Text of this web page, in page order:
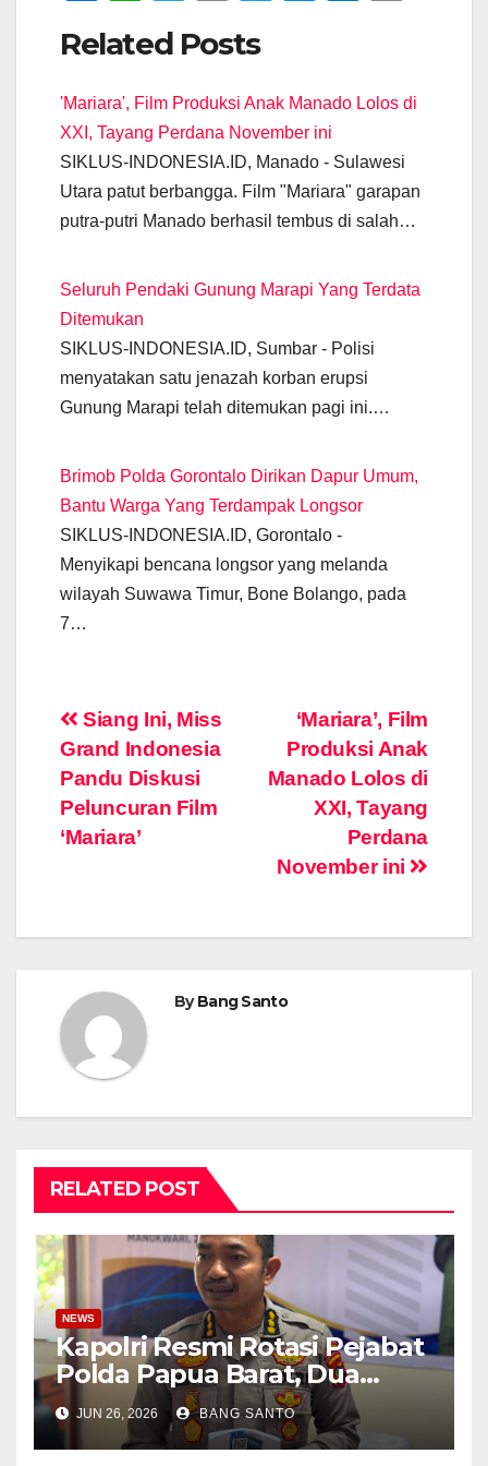
c
e
b
o
o
k
at
s
A
p
p
e
gr
a
m
ail
er e
n
g
er
e
n
y
k
Related Posts
'Mariara', Film Produksi Anak Manado Lolos di
XXI, Tayang Perdana November ini
SIKLUS-INDONESIA.ID, Manado - Sulawesi
Utara patut berbangga. Film "Mariara" garapan
putra-putri Manado berhasil tembus di salah…
Seluruh Pendaki Gunung Marapi Yang Terdata
Ditemukan
SIKLUS-INDONESIA.ID, Sumbar - Polisi
menyatakan satu jenazah korban erupsi
Gunung Marapi telah ditemukan pagi ini.…
Brimob Polda Gorontalo Dirikan Dapur Umum,
Bantu Warga Yang Terdampak Longsor
SIKLUS-INDONESIA.ID, Gorontalo -
Menyikapi bencana longsor yang melanda
wilayah Suwawa Timur, Bone Bolango, pada
7…
Post
navigation
‘Mariara’, Film
Produksi Anak
Manado Lolos di
XXI, Tayang
Perdana
November ini
Siang Ini, Miss
Grand Indonesia
Pandu Diskusi
Peluncuran Film
‘Mariara’
ByBang Santo
RELATED POST
NEWS
Kapolri Resmi Rotasi Pejabat
Polda Papua Barat, Dua
Kapolres Dapat Penugasan
Baru
JUN 26, 2026 BANG SANTO